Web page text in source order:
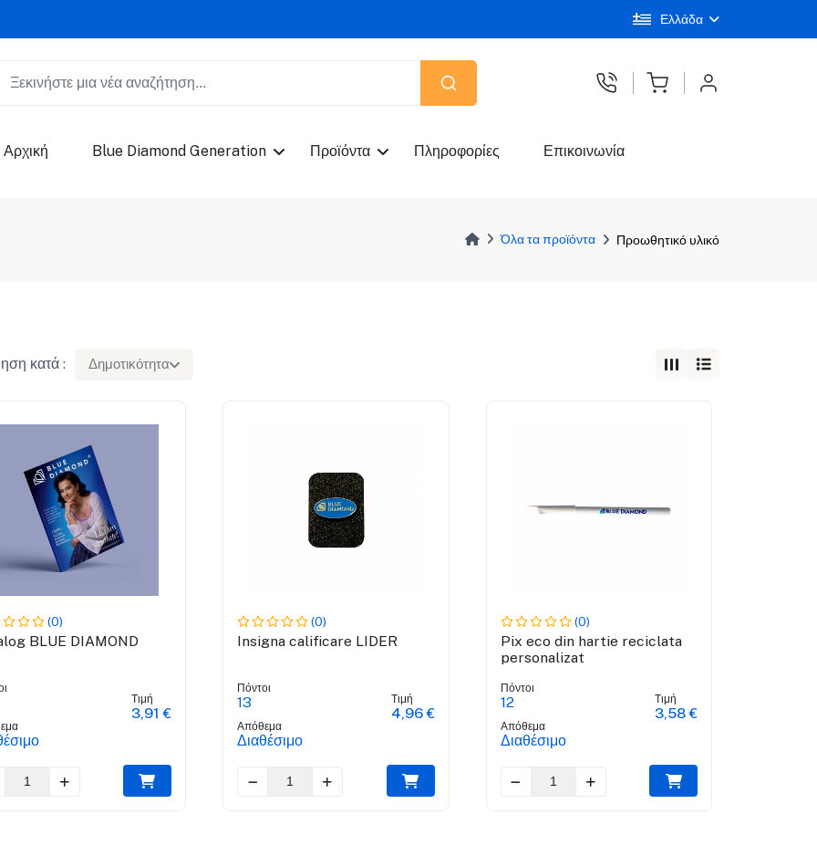
Ελλάδα
Αρχική Blue Diamond Generation Προϊόντα Πληροφορίες Επικοινωνία
Όλα τα προϊόντα Προωθητικό υλικό
κατά : Δημοτικότητα
(0)
BLUE DIAMOND
Τιμή
3,91 €
(0)
Insigna calificare LIDER
Πόντοι
13
Απόθεμα
Διαθέσιμο
Τιμή
4,96 €
(0)
Pix eco din hartie reciclata
personalizat
Πόντοι
12
Απόθεμα
Διαθέσιμο
Τιμή
3,58 €